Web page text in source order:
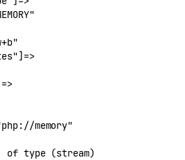
memory"
of type (stream)